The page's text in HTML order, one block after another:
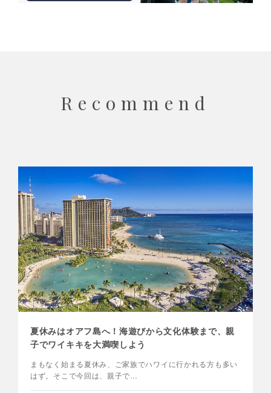
Recommend
夏休みはオアフ島へ！海遊びから文化体験まで、親
子でワイキキを大満喫しよう
まもなく始まる夏休み、ご家族でハワイに行かれる方も多い
はず。そこで今回は、親子で…